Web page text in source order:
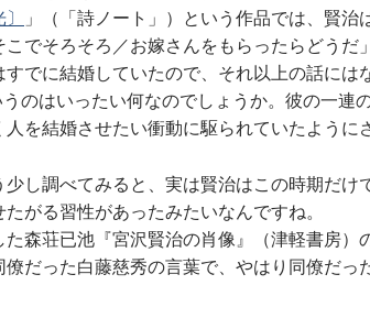
」（「詩ノート」）という作品では、賢治
こでそろそろ／お嫁さんをもらったらどうだ
すでに結婚していたので、それ以上の話には
のはいったい何なのでしょうか。彼の一連
を結婚させたい衝動に駆られていたように
し調べてみると、実は賢治はこの時期だけ
がる習性があったみたいなんですね。
森荘已池『宮沢賢治の肖像』（津軽書房）
僚だった白藤慈秀の言葉で、やはり同僚だっ